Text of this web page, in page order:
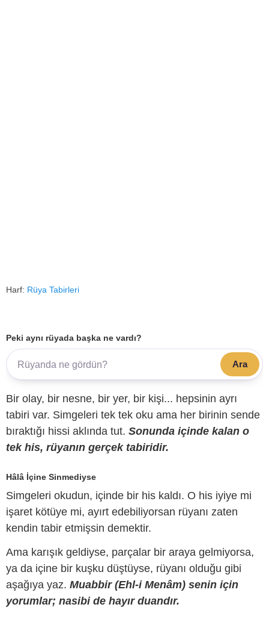
Harf: Rüya Tabirleri
Peki aynı rüyada başka ne vardı?
Ara
Bir olay, bir nesne, bir yer, bir kişi... hepsinin ayrı
tabiri var. Simgeleri tek tek oku ama her birinin sende
bıraktığı hissi aklında tut. Sonunda içinde kalan o
tek his, rüyanın gerçek tabiridir.
Hâlâ İçine Sinmediyse
Simgeleri okudun, içinde bir his kaldı. O his iyiye mi
işaret kötüye mi, ayırt edebiliyorsan rüyanı zaten
kendin tabir etmişsin demektir.
Ama karışık geldiyse, parçalar bir araya gelmiyorsa,
ya da içine bir kuşku düştüyse, rüyanı olduğu gibi
aşağıya yaz. Muabbir (Ehl-i Menâm) senin için
yorumlar; nasibi de hayır duandır.